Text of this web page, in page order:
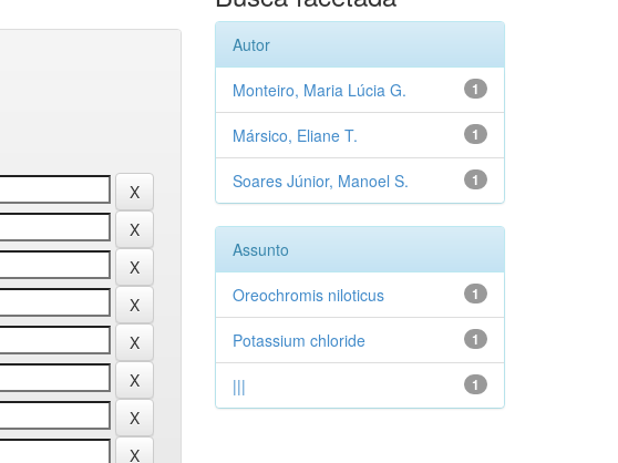
Autor
1
Monteiro, Maria Lúcia G.
1
Mársico, Eliane T.
1
Soares Júnior, Manoel S.
Assunto
1
Oreochromis niloticus
1
Potassium chloride
1
|||